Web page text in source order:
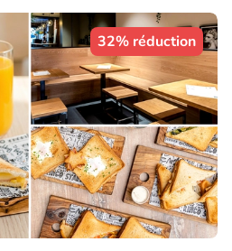
32% réduction